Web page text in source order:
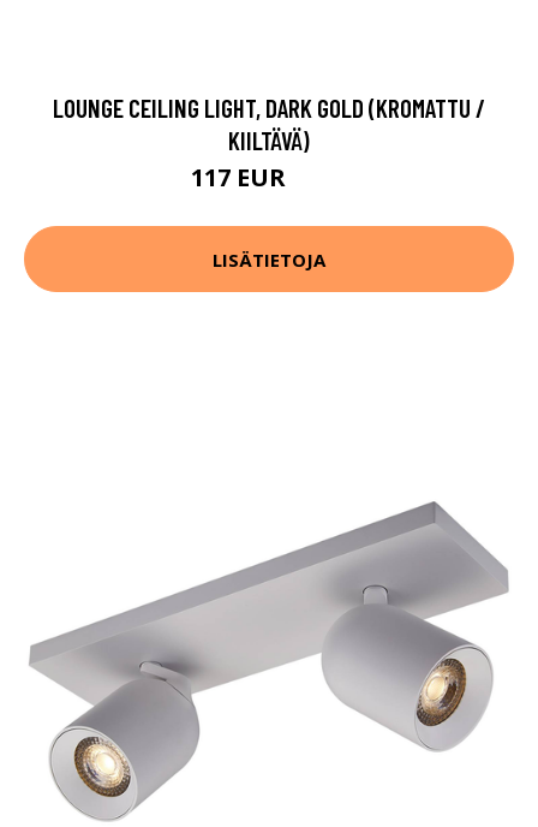
LOUNGE CEILING LIGHT, DARK GOLD (KROMATTU /
KIILTÄVÄ)
117 EUR
LISÄTIETOJA